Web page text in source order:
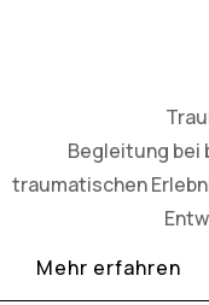
Begleitung bei
traumatischen
Mehr erfahren